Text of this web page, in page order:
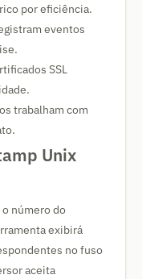
por eficiência.
eventos
SSL
trabalham com
Unix
número do
exibirá
no fuso
aceita